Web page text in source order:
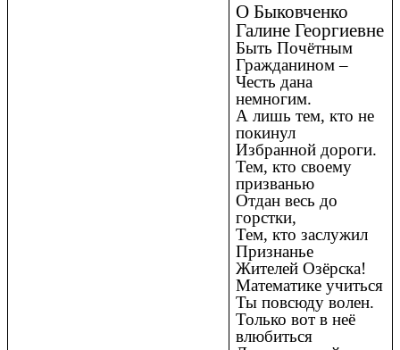
О Быковченко
Галине Георгиевне
Быть Почётным
Гражданином –
Честь дана
немногим.
А лишь тем, кто не
покинул
Избранной дороги.
Тем, кто своему
призванью
Отдан весь до
горстки,
Тем, кто заслужил
Признанье
Жителей Озёрска!
Математике учиться
Ты повсюду волен.
Только вот в неё
влюбиться